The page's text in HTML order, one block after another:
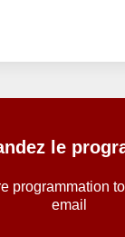
le
programmation
email